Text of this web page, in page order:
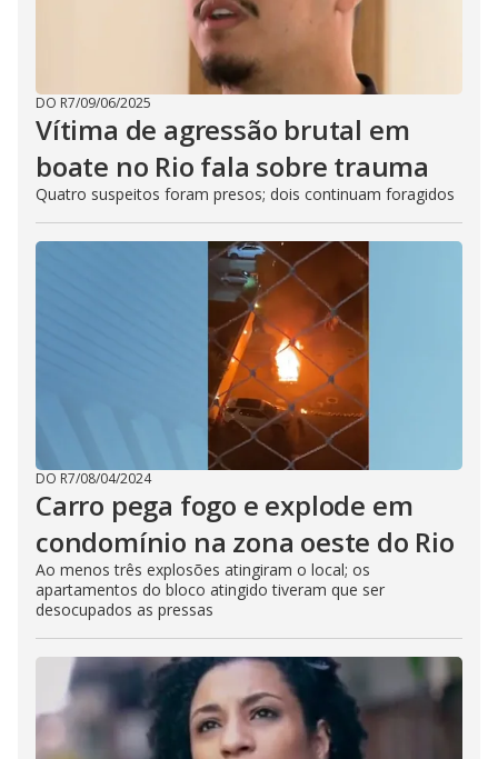
DO R7/09/06/2025
Vítima de agressão brutal em
boate no Rio fala sobre trauma
Quatro suspeitos foram presos; dois continuam foragidos
DO R7/08/04/2024
Carro pega fogo e explode em
condomínio na zona oeste do Rio
Ao menos três explosões atingiram o local; os
apartamentos do bloco atingido tiveram que ser
desocupados as pressas